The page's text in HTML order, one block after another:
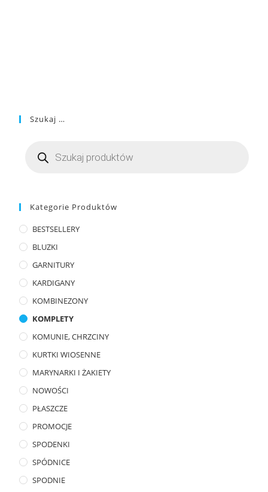
Szukaj …
Kategorie Produktów
BESTSELLERY
BLUZKI
GARNITURY
KARDIGANY
KOMBINEZONY
KOMPLETY
KOMUNIE, CHRZCINY
KURTKI WIOSENNE
MARYNARKI I ŻAKIETY
NOWOŚCI
PŁASZCZE
PROMOCJE
SPODENKI
SPÓDNICE
SPODNIE